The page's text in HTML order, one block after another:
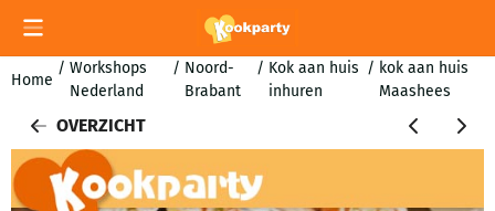
Cookievoorkeuren zijn momenteel gesloten.
Home
/ Workshops
Nederland
/ Noord-
Brabant
/ Kok aan huis
inhuren
/ kok aan huis
Maashees
OVERZICHT